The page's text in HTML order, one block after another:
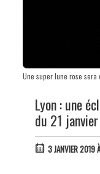
Une super lune rose
Lyon : une
du 21 janvier
3 JANVIER 2019